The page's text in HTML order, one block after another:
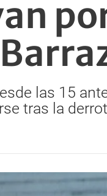
las 15
tras la